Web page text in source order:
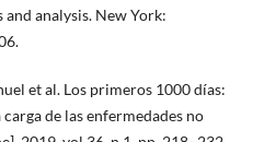
analysis. New York:
et al. Los primeros 1000 días:
de las enfermedades no